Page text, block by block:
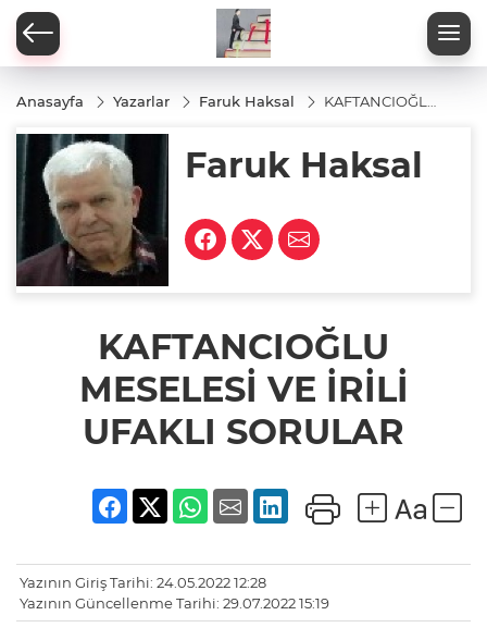
Anasayfa Yazarlar Faruk Haksal
KAFTANCIOĞLU
SORULAR
Faruk Haksal
KAFTANCIOĞLU
MESELESİ VE İRİLİ
UFAKLI SORULAR
Yazının Giriş Tarihi: 24.05.2022 12:28
Yazının Güncellenme Tarihi: 29.07.2022 15:19